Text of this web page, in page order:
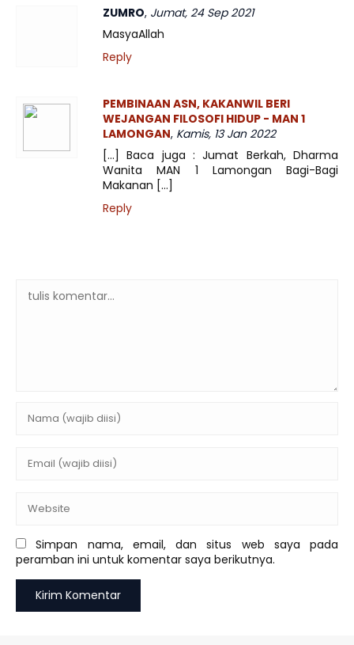
ZUMRO, Jumat, 24 Sep 2021
MasyaAllah
Reply
PEMBINAAN ASN, KAKANWIL BERI
WEJANGAN FILOSOFI HIDUP - MAN 1
LAMONGAN, Kamis, 13 Jan 2022
[…] Baca juga : Jumat Berkah, Dharma
Wanita MAN 1 Lamongan Bagi-Bagi
Makanan […]
Reply
Simpan nama, email, dan situs web saya pada
peramban ini untuk komentar saya berikutnya.